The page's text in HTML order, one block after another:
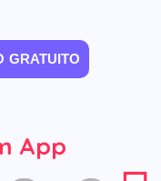
GRATUITO
App